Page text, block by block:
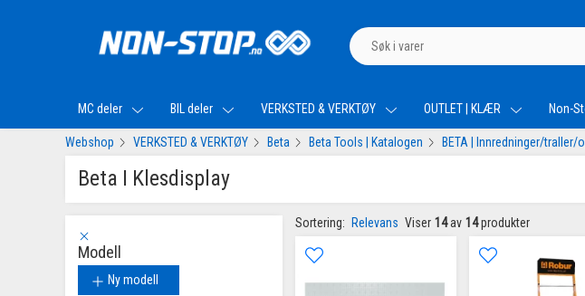
MC deler BIL deler VERKSTED & VERKTØY OUTLET | KLÆR Non-
Webshop VERKSTED & VERKTØY Beta Beta Tools | Katalogen BETA | Innredninger/traller/
Beta I Klesdisplay
Modell
Ny modell
Sortering: Relevans Viser 14 av 14 produkter